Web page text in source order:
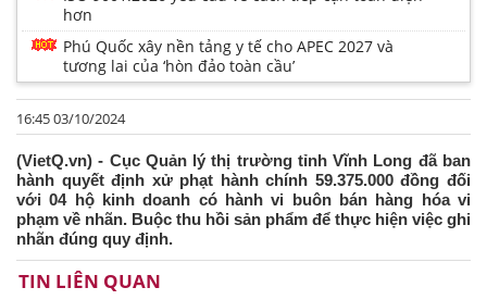
hơn
Phú Quốc xây nền tảng y tế cho APEC 2027 và
tương lai của ‘hòn đảo toàn cầu’
16:45 03/10/2024
(VietQ.vn) - Cục Quản lý thị trường tỉnh Vĩnh Long đã ban
hành quyết định xử phạt hành chính 59.375.000 đồng đối
với 04 hộ kinh doanh có hành vi buôn bán hàng hóa vi
phạm về nhãn. Buộc thu hồi sản phẩm để thực hiện việc ghi
nhãn đúng quy định.
TIN LIÊN QUAN